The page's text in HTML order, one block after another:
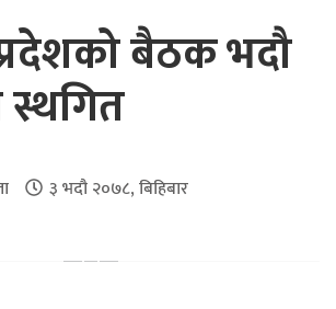
बैठक भदौ
३ भदौ २०७८, बिहिबार